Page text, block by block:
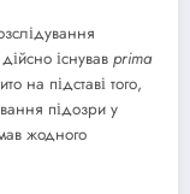
існував prima
на підставі того,
підозри у
жодного